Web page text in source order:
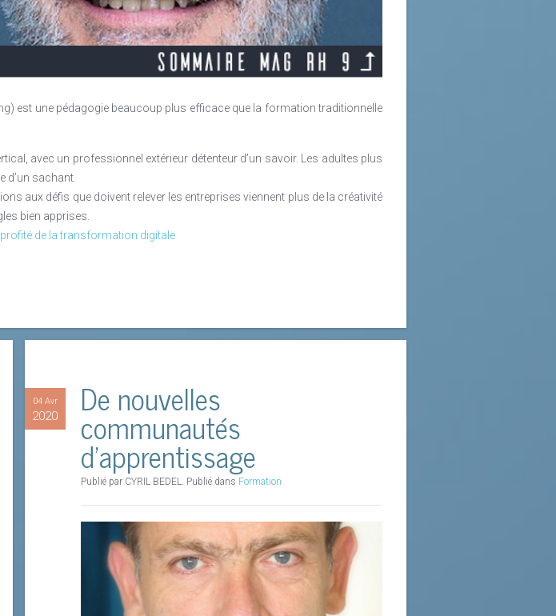
nulle doute celle qui a connu le plus de bouleversements ces dernières
principalement assurées en centre ou à domicile. Au tournant des
et la nécessité de rationaliser les coûts ont permis l’avènement
peu efficaces, comme le souligne A. Wickham dans son article Le
est une pédagogie beaucoup plus efficace que la formation traditionnelle
avec un professionnel extérieur détenteur d’un savoir. Les adultes plus
d’un sachant.
aux défis que doivent relever les entreprises viennent plus de la créativité
bien apprises.
de la transformation digitale
04 Avr
2020 De nouvelles
communautés
d’apprentissage
Publié par CYRIL BEDEL. Publié dans Formation